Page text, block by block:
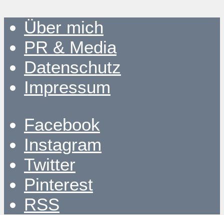
Über mich
PR & Media
Datenschutz
Impressum
Facebook
Instagram
Twitter
Pinterest
RSS